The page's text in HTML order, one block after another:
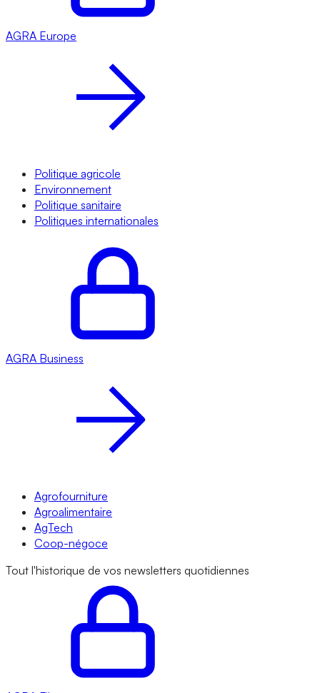
AGRA Europe
Politique agricole
Environnement
Politique sanitaire
Politiques internationales
AGRA Business
Agrofourniture
Agroalimentaire
AgTech
Coop-négoce
Tout l'historique de vos newsletters quotidiennes